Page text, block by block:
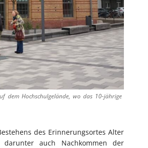
dem Hochschulgelände, wo das 10-jährige
des Erinnerungsortes Alter
auch Nachkommen der